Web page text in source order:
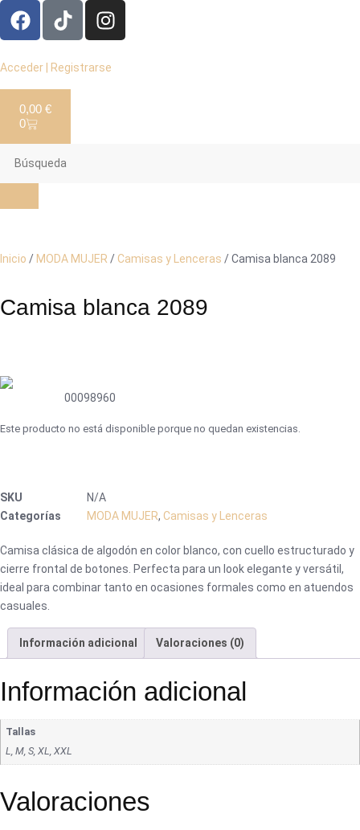
Acceder | Registrarse
0,00 €
0
Inicio / MODA MUJER /Camisas y Lenceras / Camisa blanca 2089
Camisa blanca 2089
00098960
Este producto no está disponible porque no quedan existencias.
SKU
N/A
Categorías
MODA MUJER, Camisas y Lenceras
Camisa clásica de algodón en color blanco, con cuello estructurado y
cierre frontal de botones. Perfecta para un look elegante y versátil,
ideal para combinar tanto en ocasiones formales como en atuendos
casuales.
Información adicional Valoraciones (0)
Información adicional
Tallas
L, M, S, XL, XXL
Valoraciones